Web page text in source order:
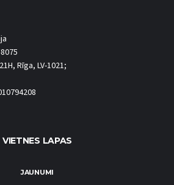
Rīga, LV-1021;
VIETNES LAPAS
JAUNUMI